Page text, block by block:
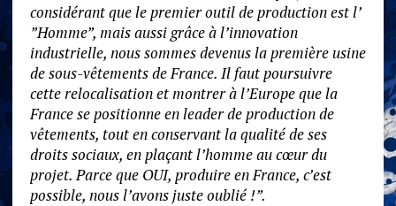
considérant que le premier outil de production est l’
”Homme”, mais aussi grâce à l’innovation
industrielle, nous sommes devenus la première usine
de sous-vêtements de France. Il faut poursuivre
cette relocalisation et montrer à l’Europe que la
France se positionne en leader de production de
vêtements, tout en conservant la qualité de ses
droits sociaux, en plaçant l’homme au cœur du
projet. Parce que OUI, produire en France, c’est
possible, nous l’avons juste oublié !”.